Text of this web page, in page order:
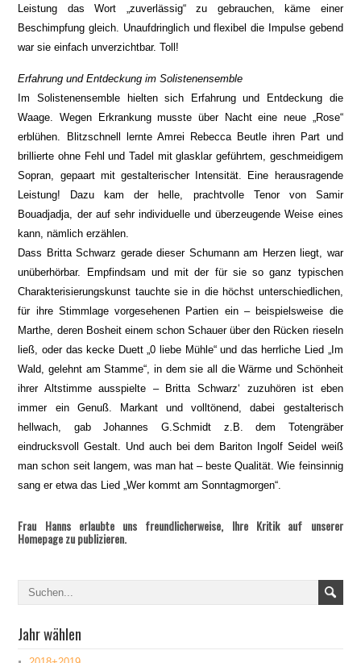
Leistung das Wort „zuverlässig“ zu gebrauchen, käme einer
Beschimpfung gleich. Unaufdringlich und flexibel die Impulse gebend
war sie einfach unverzichtbar. Toll!
Erfahrung und Entdeckung im Solistenensemble
Im Solistenensemble hielten sich Erfahrung und Entdeckung die
Waage. Wegen Erkrankung musste über Nacht eine neue „Rose“
erblühen. Blitzschnell lernte Amrei Rebecca Beutle ihren Part und
brillierte ohne Fehl und Tadel mit glasklar geführtem, geschmeidigem
Sopran, gepaart mit gestalterischer Intensität. Eine herausragende
Leistung! Dazu kam der helle, prachtvolle Tenor von Samir
Bouadjadja, der auf sehr individuelle und überzeugende Weise eines
kann, nämlich erzählen.
Dass Britta Schwarz gerade dieser Schumann am Herzen liegt, war
unüberhörbar. Empfindsam und mit der für sie so ganz typischen
Charakterisierungskunst tauchte sie in die höchst unterschiedlichen,
für ihre Stimmlage vorgesehenen Partien ein – beispielsweise die
Marthe, deren Bosheit einem schon Schauer über den Rücken rieseln
ließ, oder das kecke Duett „0 liebe Mühle“ und das herrliche Lied „Im
Wald, gelehnt am Stamme“, in dem sie all die Wärme und Schönheit
ihrer Altstimme ausspielte – Britta Schwarz‘ zuzuhören ist eben
immer ein Genuß. Markant und volltönend, dabei gestalterisch
hellwach, gab Johannes G.Schmidt z.B. dem Totengräber
eindrucksvoll Gestalt. Und auch bei dem Bariton Ingolf Seidel weiß
man schon seit langem, was man hat – beste Qualität. Wie feinsinnig
sang er etwa das Lied „Wer kommt am Sonntagmorgen“.
Frau Hanns erlaubte uns freundlicherweise, Ihre Kritik auf unserer
Homepage zu publizieren.
Jahr wählen